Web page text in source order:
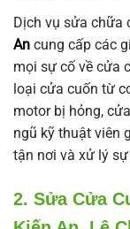
Dịch vụ sửa chữa
An cung cấp các
mọi sự cố về cửa
loại cửa cuốn từ
motor bị hỏng,
ngũ kỹ thuật viên
tận nơi và xử lý
2. Sửa Cửa